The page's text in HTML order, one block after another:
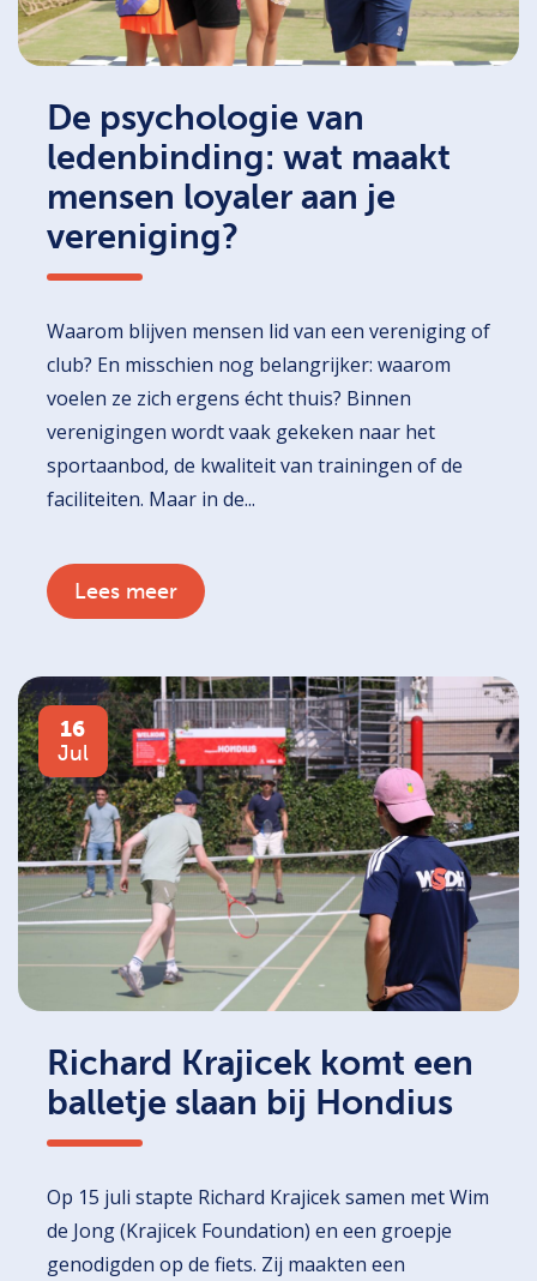
De psychologie van
ledenbinding: wat maakt
mensen loyaler aan je
vereniging?
Waarom blijven mensen lid van een vereniging of
club? En misschien nog belangrijker: waarom
voelen ze zich ergens écht thuis? Binnen
verenigingen wordt vaak gekeken naar het
sportaanbod, de kwaliteit van trainingen of de
faciliteiten. Maar in de...
Lees meer
16
Jul
Richard Krajicek komt een
balletje slaan bij Hondius
Op 15 juli stapte Richard Krajicek samen met Wim
de Jong (Krajicek Foundation) en een groepje
genodigden op de fiets. Zij maakten een